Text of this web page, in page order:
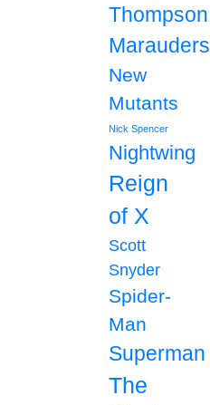
Thompson
Marauders
New
Mutants
Nick Spencer
Nightwing
Reign
of X
Scott
Snyder
Spider-
Man
Superman
The